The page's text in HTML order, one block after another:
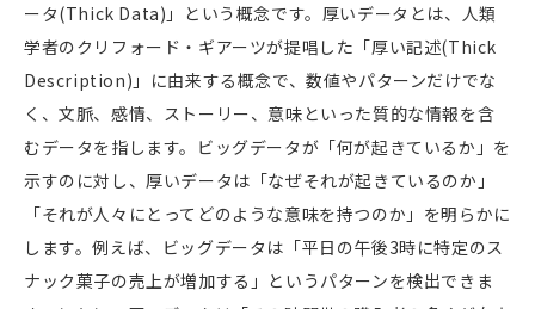
ータ(Thick Data) 」という概念です。厚いデータとは、人類
学者のクリフォード・ギアーツが提唱した「厚い記述(Thick
Description) 」に由来する概念で、数値やパターンだけでな
く、文脈、感情、ストーリー、意味といった質的な情報を含
むデータを指します。ビッグデータが「何が起きているか」を
示すのに対し、厚いデータは「なぜそれが起きているのか」
「それが人々にとってどのような意味を持つのか」を明らかに
します。例えば、ビッグデータは「平日の午後3時に特定のス
ナック菓子の売上が増加する」というパターンを検出できま